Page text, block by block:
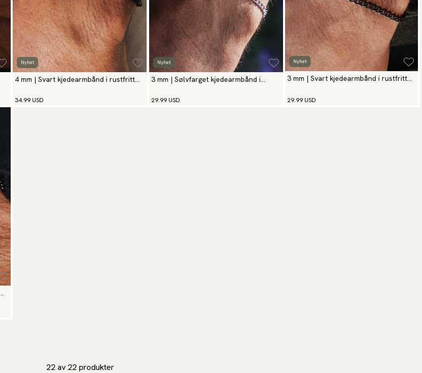
Nyhet
4 mm | Svart kjedearmbånd i rustfritt
34.99 USD
Nyhet
3 mm | Sølvfarget kjedearmbånd i
29.99 USD
Nyhet
3 mm | Svart kjedearmbånd i rustfritt
29.99 USD
22 av 22 produkter